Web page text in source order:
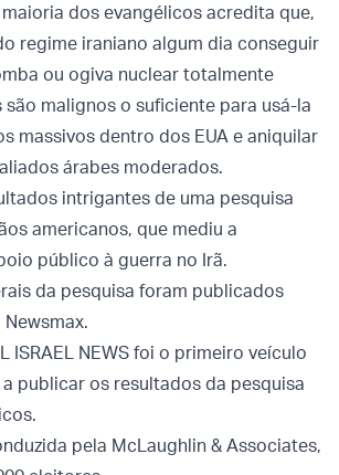
dos evangélicos acredita que,
regime iraniano algum dia conseguir
ou ogiva nuclear totalmente
malignos o suficiente para usá-la
massivos dentro dos EUA e aniquilar
árabes moderados.
intrigantes de uma pesquisa
americanos, que mediu a
público à guerra no Irã.
da pesquisa foram publicados
ISRAEL NEWS foi o primeiro veículo
publicar os resultados da pesquisa
pela McLaughlin & Associates,